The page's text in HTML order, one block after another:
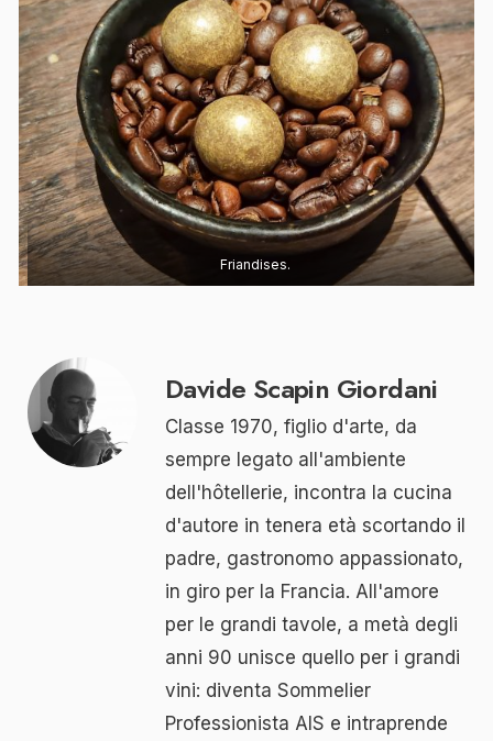
Friandises.
Davide Scapin Giordani
Classe 1970, figlio d'arte, da
sempre legato all'ambiente
dell'hôtellerie, incontra la cucina
d'autore in tenera età scortando il
padre, gastronomo appassionato,
in giro per la Francia. All'amore
per le grandi tavole, a metà degli
anni 90 unisce quello per i grandi
vini: diventa Sommelier
Professionista AIS e intraprende